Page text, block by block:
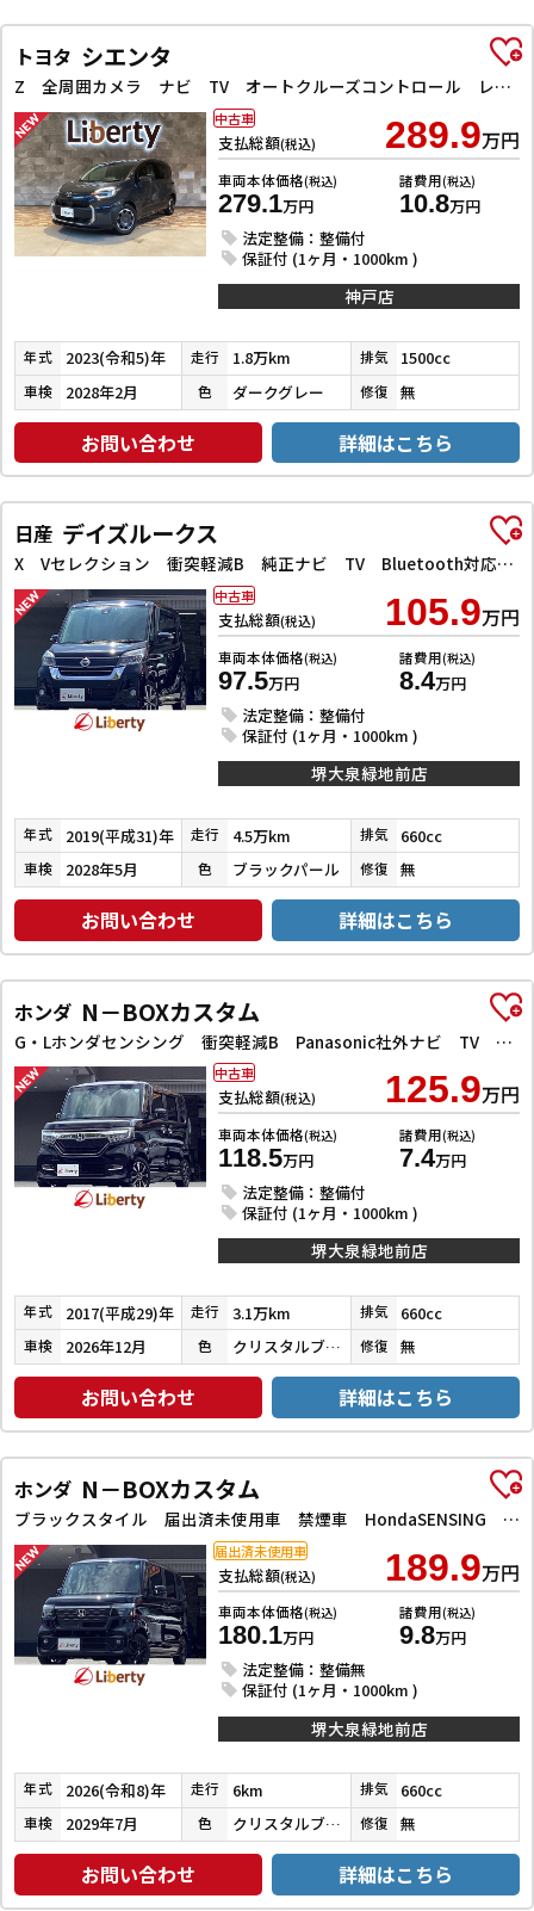
トヨタ シエンタ
Z 全周囲カメラ ナビ TV オートクルーズコントロール レーンアシスト 衝突被害軽減システム 両側電動スライドドア オートマチックハイビーム オートライト LEDヘッドランプ スマートキー
支払総額(税込) 289.9万円
車両本体価格(税込)
279.1万円
諸費用(税込)
10.8万円
法定整備：整備付
保証付 (1ヶ月・1000km )
中古車
神戸店
年式 2023(令和5)年 走行 1.8万km 排気 1500cc
車検 2028年2月 色 ダークグレー 修復 無
お問い合わせ 詳細はこちら
日産 デイズルークス
X Vセレクション 衝突軽減B 純正ナビ TV Bluetooth対応 アラウンドビューモニター 両側自動ドア 革巻きステアリング HIDヘッドライト フォグライト スマートキー プッシュスタート アイドリングストップ
支払総額(税込) 105.9万円
車両本体価格(税込)
97.5万円
諸費用(税込)
8.4万円
法定整備：整備付
保証付 (1ヶ月・1000km )
中古車
堺大泉緑地前店
年式 2019(平成31)年 走行 4.5万km 排気 660cc
車検 2028年5月 色 ブラックパール 修復 無
お問い合わせ 詳細はこちら
ホンダ N－BOXカスタム
G・Lホンダセンシング 衝突軽減B Panasonic社外ナビ TV Bカメラ ビルドインETC アダプティブクルーズコントロール 左パワースライドドア LEDヘッドライト フォグライト スマートキー プッシュスタート
支払総額(税込) 125.9万円
車両本体価格(税込)
118.5万円
諸費用(税込)
7.4万円
法定整備：整備付
保証付 (1ヶ月・1000km )
中古車
堺大泉緑地前店
年式 2017(平成29)年 走行 3.1万km 排気 660cc
車検 2026年12月 色 クリスタルブラックパール 修復 無
お問い合わせ 詳細はこちら
ホンダ N－BOXカスタム
ブラックスタイル 届出済未使用車 禁煙車 HondaSENSING 両側自動ドア アダプティブクルーズコントロール 電子パーキング 前席シートヒーター LEDヘッドライト スマートキー プッシュスタート 純正アルミ
支払総額(税込) 189.9万円
車両本体価格(税込)
180.1万円
諸費用(税込)
9.8万円
法定整備：整備無
保証付 (1ヶ月・1000km )
届出済未使用車
堺大泉緑地前店
年式 2026(令和8)年 走行 6km 排気 660cc
車検 2029年7月 色 クリスタルブラックパール 修復 無
お問い合わせ 詳細はこちら